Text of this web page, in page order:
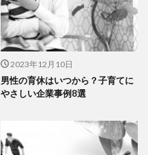
2023年12月10日
男性の育休はいつから？子育てに
やさしい企業事例8選